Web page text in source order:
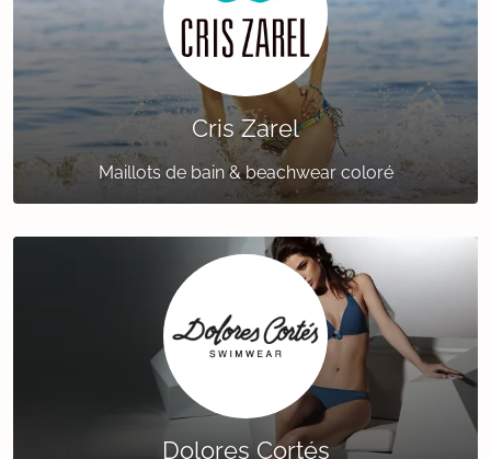
Cris Zarel
Maillots de bain & beachwear coloré
Dolores Cortés